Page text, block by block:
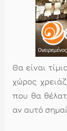
Θα είναι
χώρος
που θα
αν αυτό